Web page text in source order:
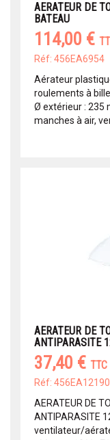
AERATEUR DE
BATEAU
114,00 €
Réf: 456EA6954
Aérateur
roulements à
Ø extérieur : 235
manches à air,
AERATEUR DE
ANTIPARASITE
37,40 € TTC
Réf: 456EA12190
AERATEUR DE
ANTIPARASITE
ventilateur/